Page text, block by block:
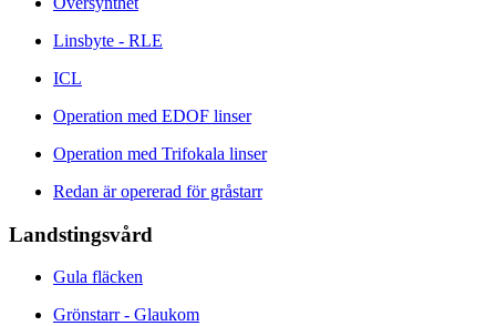
Linsbyte - RLE
ICL
Operation med EDOF linser
Operation med Trifokala linser
Redan är opererad för gråstarr
Landstingsvård
Gula fläcken
Grönstarr - Glaukom